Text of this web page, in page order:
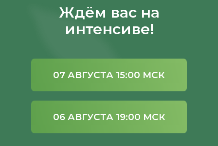
Ждём вас на
интенсиве!
06 АВГУСТА 19:00 МСК
07 АВГУСТА 15:00 МСК